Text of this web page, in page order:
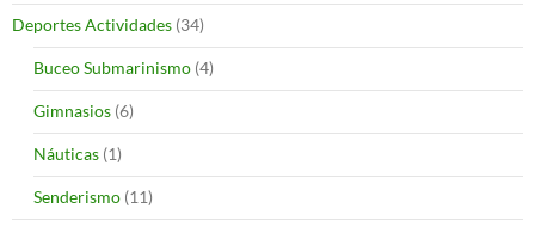
Deportes Actividades (34)
Buceo Submarinismo (4)
Gimnasios (6)
Náuticas (1)
Senderismo (11)